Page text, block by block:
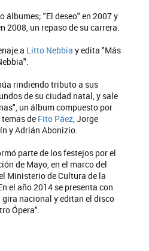
"El deseo" en 2007 y
2008, un repaso de su carrera.
a Litto Nebbia y edita "Más
rindiendo tributo a sus
de su ciudad natal, y sale
un álbum compuesto por
de Fito Páez, Jorge
y Adrián Abonizio.
parte de los festejos por el
de Mayo, en el marco del
Ministerio de Cultura de la
el año 2014 se presenta con
gira nacional y editan el disco
Ópera".